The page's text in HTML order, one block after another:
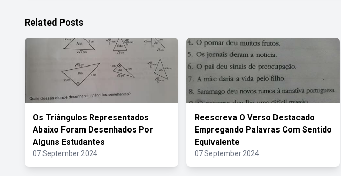
Related Posts
Os Triângulos Representados
Abaixo Foram Desenhados Por
Alguns Estudantes
07 September 2024
Reescreva O Verso Destacado
Empregando Palavras Com Sentido
Equivalente
07 September 2024